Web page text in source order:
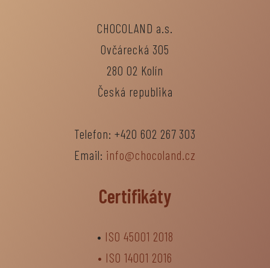
CHOCOLAND a.s.
Ovčárecká 305
280 02 Kolín
Česká republika
Telefon: +420 602 267 303
Email: info@chocoland.cz
Certifikáty
• ISO 45001 2018
• ISO 14001 2016